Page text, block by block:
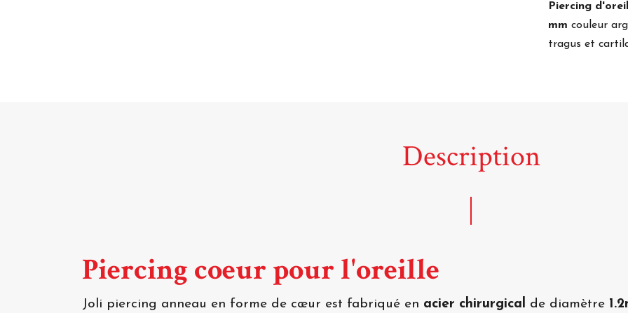
Piercing
mm couleur
tragus et
Description
Piercing coeur pour l'oreille
Joli piercing anneau en forme de cœur est fabriqué en acier chirurgical de diamètre